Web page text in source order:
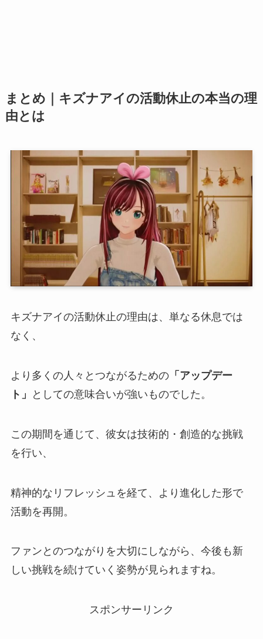
まとめ｜キズナアイの活動休止の本当の理
由とは
キズナアイの活動休止の理由は、単なる休息では
なく、
より多くの人々とつながるための「アップデー
ト」
としての意味合いが強いものでした。
この期間を通じて、彼女は技術的・創造的な挑戦
を行い、
精神的なリフレッシュを経て、より進化した形で
活動を再開。
ファンとのつながりを大切にしながら、今後も新
しい挑戦を続けていく姿勢が見られますね。
スポンサーリンク